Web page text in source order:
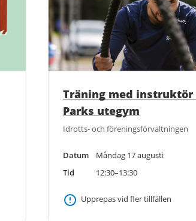
Träning med instruktör
Parks utegym
Idrotts- och föreningsförvaltningen
Datum
Måndag 17 augusti
Tid
12:30–13:30
Upprepas vid fler tillfällen